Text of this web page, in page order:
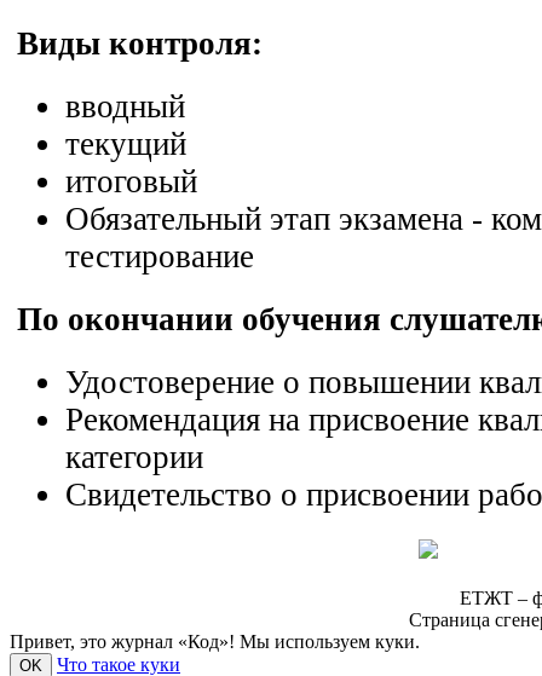
Виды контроля:
вводный
текущий
итоговый
Обязательный этап экзамена -
тестирование
По окончании обучения
Удостоверение о повышении
Рекомендация на присвоение
категории
Свидетельство о присвоении
ЕТЖТ –
Страница
Привет, это журнал «Код»! Мы используем куки.
OK Что такое куки